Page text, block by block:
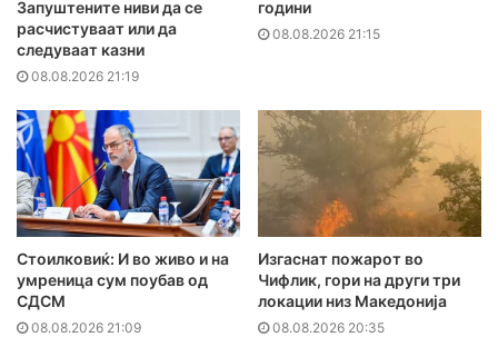
Запуштените ниви да се
расчистуваат или да
следуваат казни
08.08.2026 21:19
години
08.08.2026 21:15
Стоилковиќ: И во живо и на
умреница сум поубав од
СДСМ
08.08.2026 21:09
Изгаснат пожарот во
Чифлик, гори на други три
локации низ Македонија
08.08.2026 20:35